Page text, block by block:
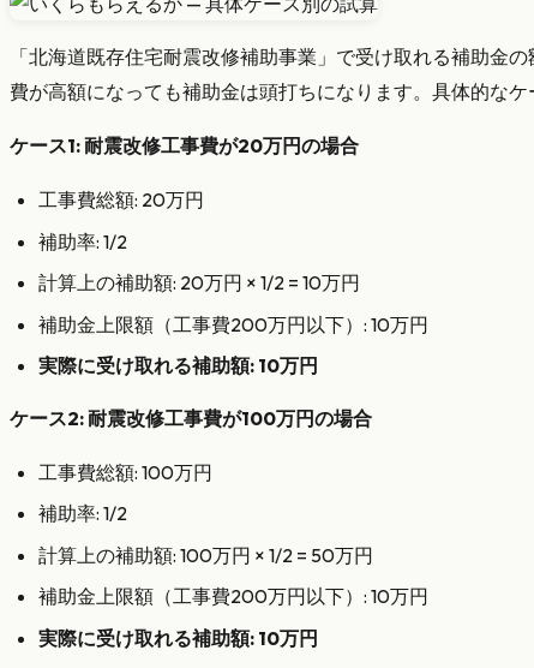
「北海道既存住宅耐震改修補助事業」で受け取れる補助金
費が高額になっても補助金は頭打ちになります。具体的な
ケース1: 耐震改修工事費が20万円の場合
工事費総額: 20万円
補助率: 1/2
計算上の補助額: 20万円 × 1/2 = 10万円
補助金上限額（工事費200万円以下）: 10万円
実際に受け取れる補助額: 10万円
ケース2: 耐震改修工事費が100万円の場合
工事費総額: 100万円
補助率: 1/2
計算上の補助額: 100万円 × 1/2 = 50万円
補助金上限額（工事費200万円以下）: 10万円
実際に受け取れる補助額: 10万円